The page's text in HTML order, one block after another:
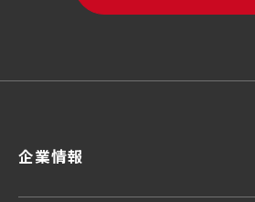
企業情報